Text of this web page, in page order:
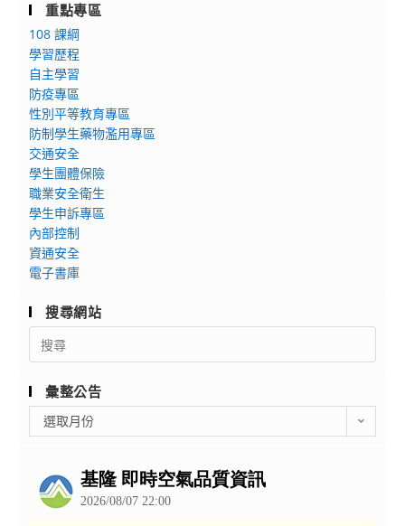
重點專區
108 課綱
學習歷程
自主學習
防疫專區
性別平等教育專區
防制學生藥物濫用專區
交通安全
學生團體保險
職業安全衛生
學生申訴專區
內部控制
資通安全
電子書庫
搜尋網站
Search
for:
彙整公告
整
選取月份